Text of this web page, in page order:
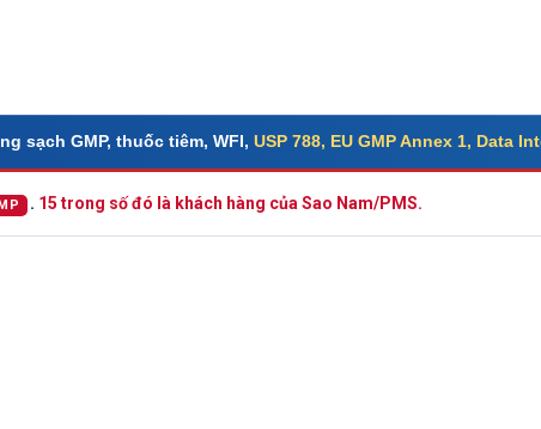
sạch GMP, thuốc tiêm, WFI, USP 788, EU GMP Annex 1, Data
. 15 trong số đó là khách hàng của Sao Nam/PMS.